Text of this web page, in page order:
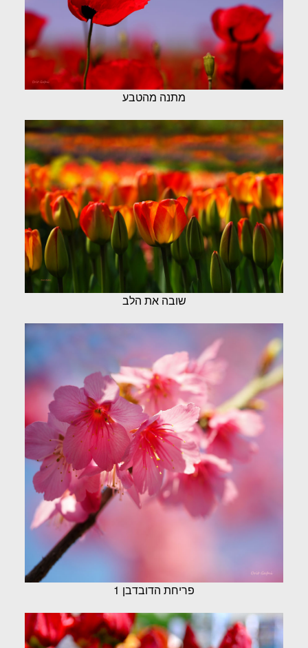
מתנה מהטבע
שובה את הלב
פריחת הדובדבן 1